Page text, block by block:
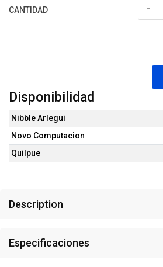
CANTIDAD -
Disponibilidad
Nibble Arlegui
Novo Computacion
Quilpue
Description
Especificaciones